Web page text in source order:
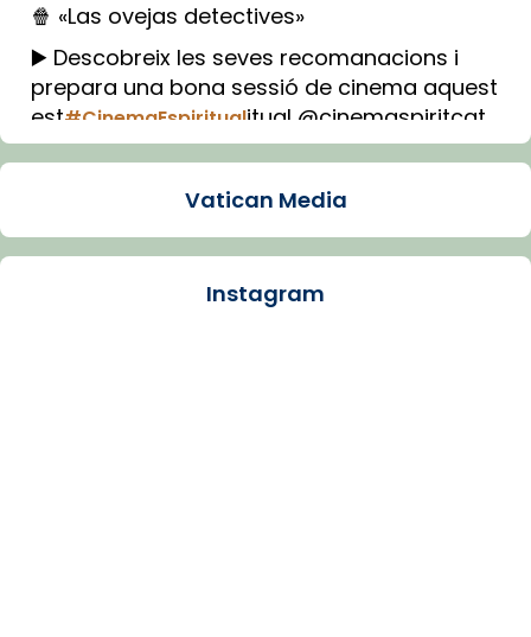
🍿 «Las ovejas detectives»
▶️ Descobreix les seves recomanacions i
prepara una bona sessió de cinema aquest
est#CinemaEspiritualitual @cinemaspiritcat
Imatge: Generada amb IA (OpenAI)
Arquebisbat de Barcelona
Vatican Media
Instagram